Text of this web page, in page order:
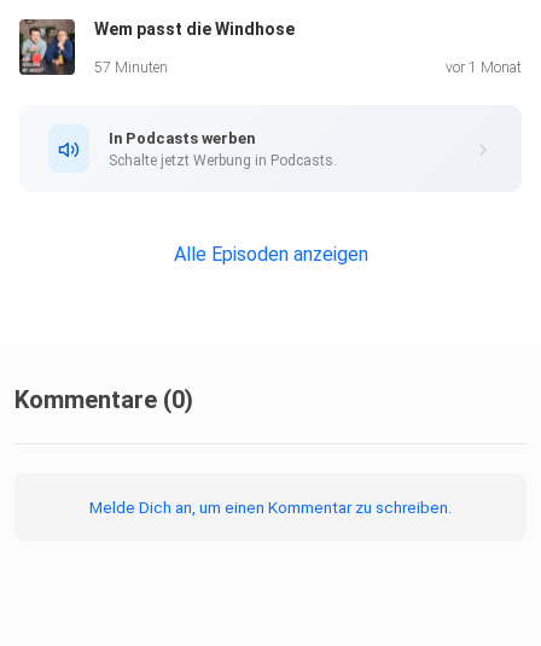
Wem passt die Windhose
57 Minuten vor 1 Monat
In Podcasts werben
Schalte jetzt Werbung in Podcasts.
Alle Episoden anzeigen
Kommentare (0)
Melde Dich an, um einen Kommentar zu schreiben.